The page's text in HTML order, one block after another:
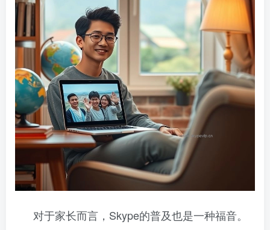
对于家长而言，Skype的普及也是一种福音。